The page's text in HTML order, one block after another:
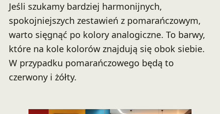
Jeśli szukamy bardziej harmonijnych,
spokojniejszych zestawień z pomarańczowym,
warto sięgnąć po kolory analogiczne. To barwy,
które na kole kolorów znajdują się obok siebie.
W przypadku pomarańczowego będą to
czerwony i żółty.